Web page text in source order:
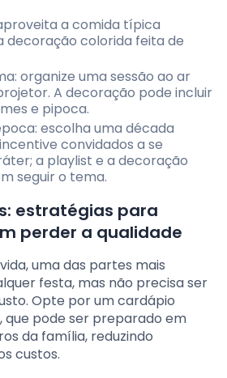
a comida típica
decoração colorida feita de
organize uma sessão ao ar
A decoração pode incluir
e pipoca.
escolha uma década
convidados a se
a playlist e a decoração
seguir o tema.
estratégias para
perder a qualidade
uma das partes mais
festa, mas não precisa ser
Opte por um cardápio
que pode ser preparado em
da família, reduzindo
custos.